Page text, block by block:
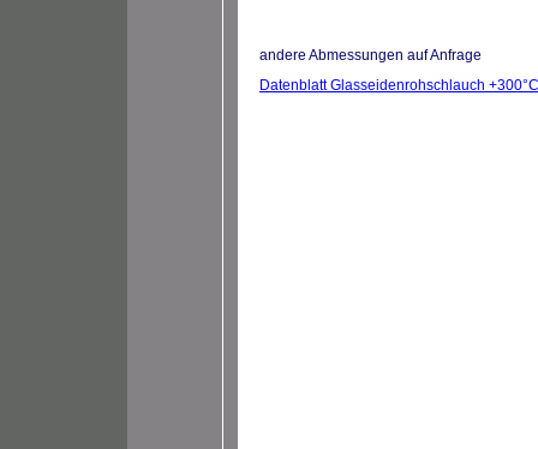
andere Abmessungen auf Anfrage
Datenblatt Glasseidenrohschlauch